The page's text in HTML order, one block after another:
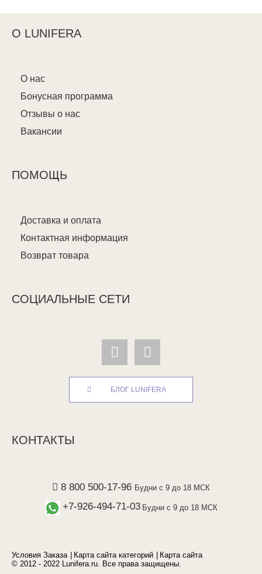
О LUNIFERA
О нас
Бонусная программа
Отзывы о нас
Вакансии
ПОМОЩЬ
Доставка и оплата
Контактная информация
Возврат товара
СОЦИАЛЬНЫЕ СЕТИ
БЛОГ LUNIFERA
КОНТАКТЫ
8 800 500-17-96 Будни с 9 до 18 МСК
+7-926-494-71-03 Будни с 9 до 18 МСК
Условия Заказа Карта сайта категорий
Карта сайта
© 2012 - 2022 Lunifera.ru. Все права защищены.